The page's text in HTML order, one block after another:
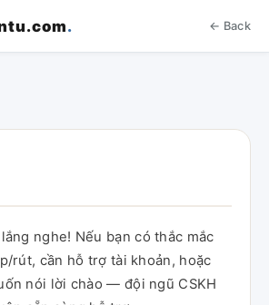
. ← Back
nghe! Nếu bạn có thắc mắc
rút, cần hỗ trợ tài khoản, hoặc
nói lời chào — đội ngũ CSKH